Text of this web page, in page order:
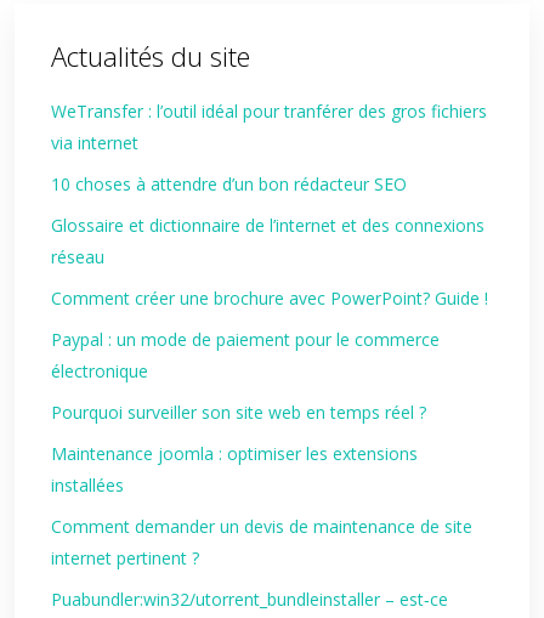
Actualités du site
WeTransfer : l’outil idéal pour tranférer des gros fichiers
via internet
10 choses à attendre d’un bon rédacteur SEO
Glossaire et dictionnaire de l’internet et des connexions
réseau
Comment créer une brochure avec PowerPoint? Guide !
Paypal : un mode de paiement pour le commerce
électronique
Pourquoi surveiller son site web en temps réel ?
Maintenance joomla : optimiser les extensions
installées
Comment demander un devis de maintenance de site
internet pertinent ?
Puabundler:win32/utorrent_bundleinstaller – est‑ce